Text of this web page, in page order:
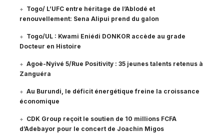
Togo/ L’UFC entre héritage de l’Ablodé et
renouvellement: Sena Alipui prend du galon
Togo/UL : Kwami Eniédi DONKOR accède au grade
Docteur en Histoire
Agoè-Nyivé 5/Rue Positivity : 35 jeunes talents retenus à
Zanguéra
Au Burundi, le déficit énergétique freine la croissance
économique
CDK Group reçoit le soutien de 10 millions FCFA
d’Adebayor pour le concert de Joachin Migos